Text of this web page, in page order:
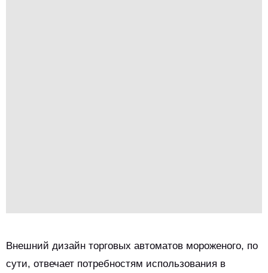
Внешний дизайн торговых автоматов мороженого, по
сути, отвечает потребностям использования в